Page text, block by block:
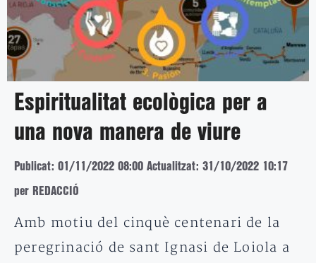
Espiritualitat ecològica per a
una nova manera de viure
Publicat: 01/11/2022 08:00 Actualitzat: 31/10/2022 10:17
per REDACCIÓ
Amb motiu del cinquè centenari de la
peregrinació de sant Ignasi de Loiola a